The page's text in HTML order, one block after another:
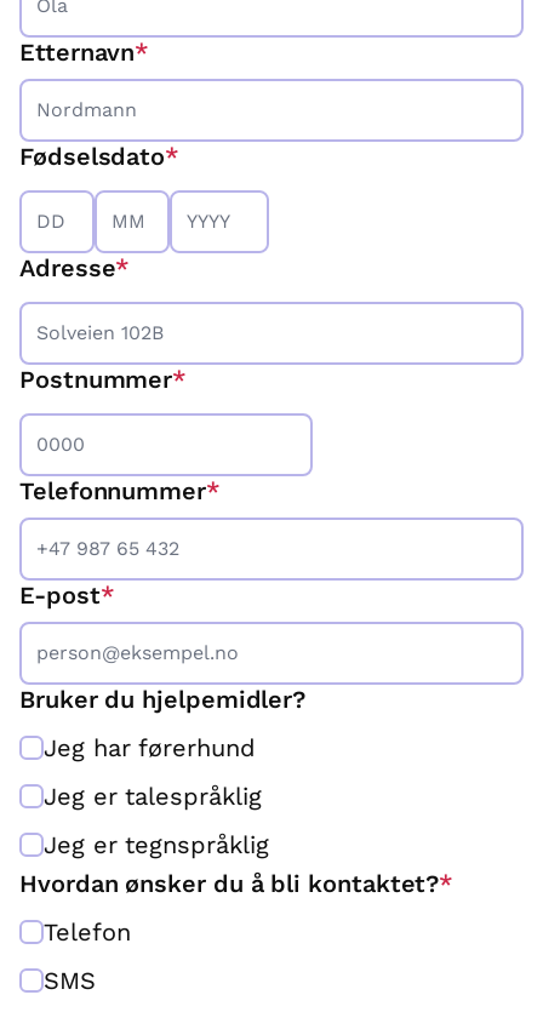
Etternavn*
Fødselsdato*
Dag
MånedÅr
Adresse
Postnummer
Telefonnummer*
E-post*
Bruker du hjelpemidler?
Jeg har førerhund
Jeg er talespråklig
Jeg er tegnspråklig
Hvordan ønsker du å bli kontaktet?*
Telefon
SMS